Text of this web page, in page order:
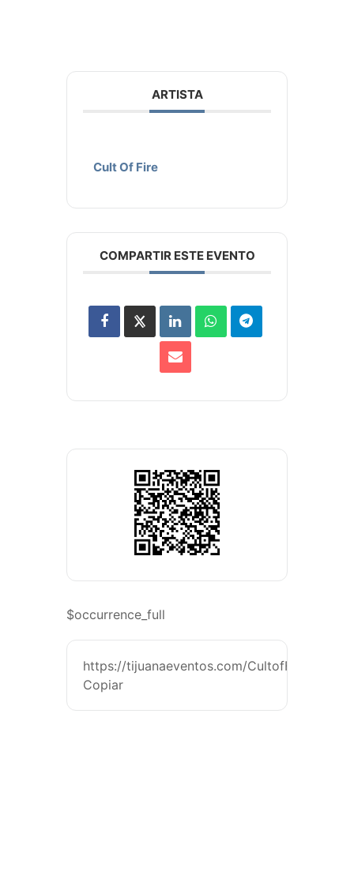
ARTISTA
Cult Of Fire
COMPARTIR ESTE EVENTO
$occurrence_full
https://tijuanaeventos.com/CultofFireTj26
Copiar